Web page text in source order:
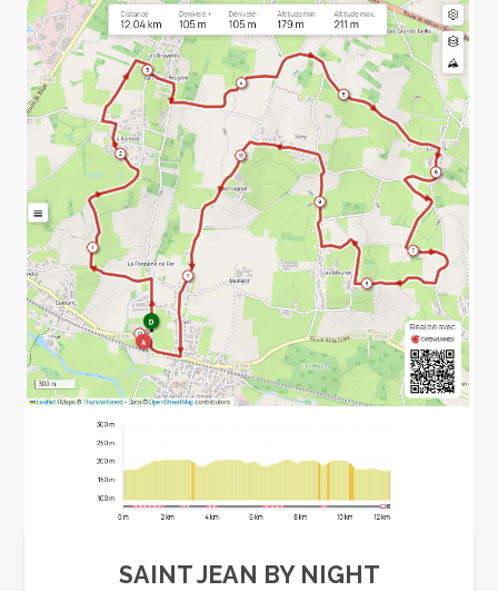
SAINT JEAN BY NIGHT